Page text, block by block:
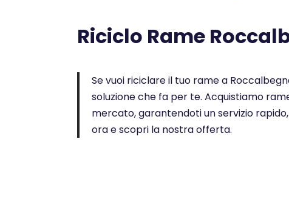
Riciclo Rame
Se vuoi riciclare il tuo rame a
soluzione che fa per te. Acquistiamo
mercato, garantendoti un servizio
ora e scopri la nostra offerta.